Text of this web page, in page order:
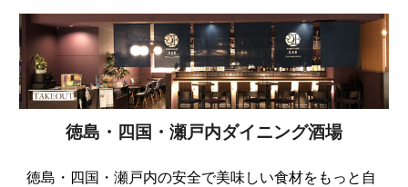
徳島・四国・瀬戸内ダイニング酒場
徳島・ 四国・瀬戸内の安全で美味しい食材をもっと自